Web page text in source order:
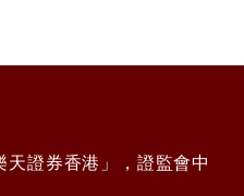
證券香港」，證監會中